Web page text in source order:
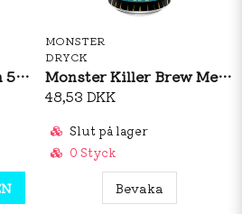
Monster Rehab Peach 500ml
MONSTER
DRYCK
Monster Killer Brew Mean Bean 437ml
48,53 DKK
Slut på lager
0 Styck
Bevaka